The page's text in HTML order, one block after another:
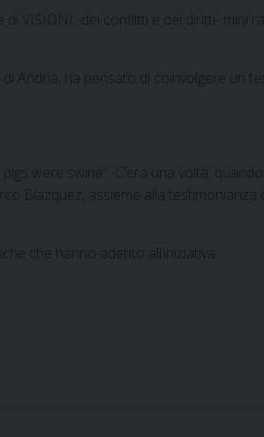
VISIONI -dei conflitti e dei diritti- mini
di Andria, ha pensato di coinvolgere un
were swine” -C’era una volta, quando
Blázquez, assieme alla testimonianza
che hanno aderito all’iniziativa.